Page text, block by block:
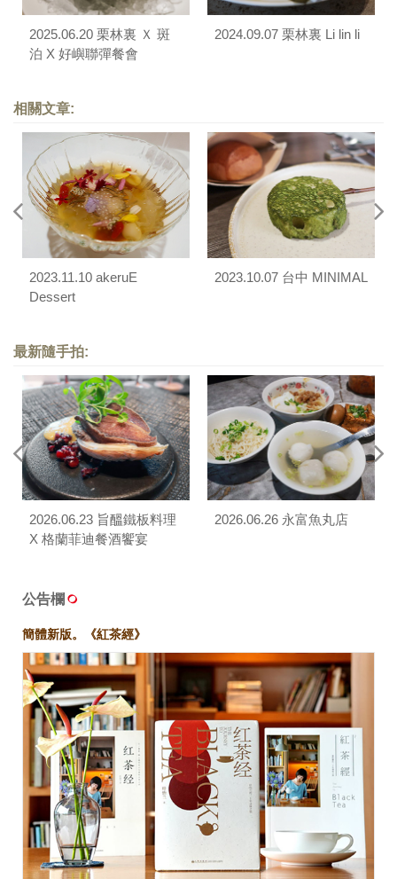
2025.06.20 栗林裏 Ｘ 斑
泊 X 好嶼聯彈餐會
2024.09.07 栗林裏 Li lin li
相關文章:
2023.11.10 akeruE
Dessert
2023.10.07 台中 MINIMAL
最新隨手拍:
2026.06.23 旨醞鐵板料理
X 格蘭菲迪餐酒饗宴
2026.06.26 永富魚丸店
公告欄
簡體新版。《紅茶經》